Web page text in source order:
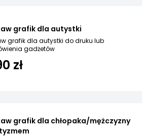
grafik dla autystki
grafik dla autystki do druku lub
gadżetów
zł
grafik dla chłopaka/mężczyzny